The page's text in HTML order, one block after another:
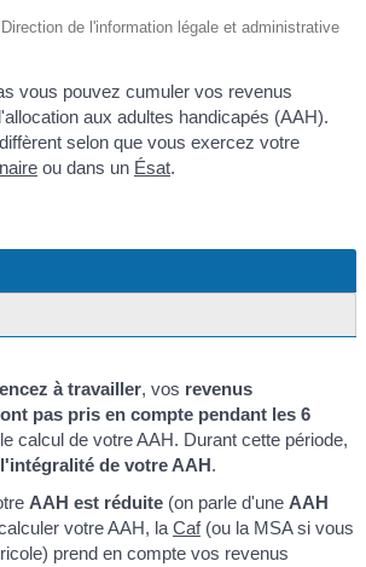
de l'information légale et administrative
vous pouvez cumuler vos revenus
aux adultes handicapés (AAH).
selon que vous exercez votre
ou dans un Ésat.
à travailler, vos revenus
pas pris en compte pendant les 6
calcul de votre AAH. Durant cette période,
l'intégralité de votre AAH.
AAH est réduite (on parle d'une AAH
votre AAH, laCaf(ou la MSA si vous
prend en compte vos revenus